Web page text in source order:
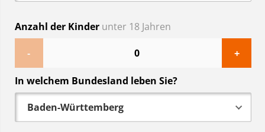
Anzahl der Kinder unter 18 Jahren
- +
In welchem Bundesland leben Sie?
Baden-Württemberg